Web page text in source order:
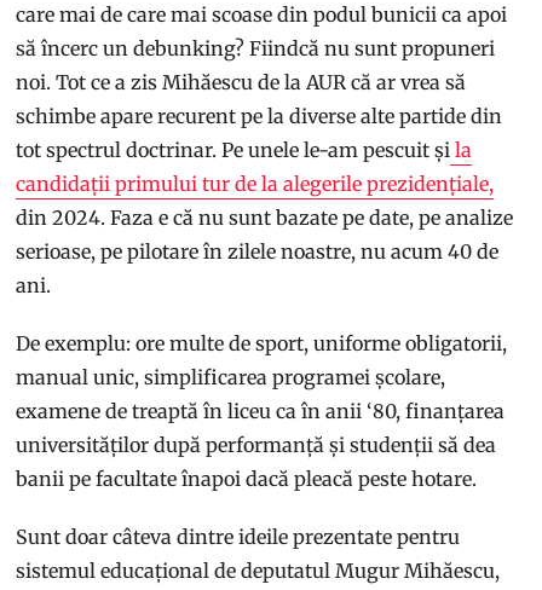
care mai de care mai scoase din podul bunicii ca apoi
să încerc un debunking? Fiindcă nu sunt propuneri
noi. Tot ce a zis Mihăescu de la AUR că ar vrea să
schimbe apare recurent pe la diverse alte partide din
tot spectrul doctrinar. Pe unele le-am pescuit și la
candidații primului tur de la alegerile prezidențiale,
din 2024. Faza e că nu sunt bazate pe date, pe analize
serioase, pe pilotare în zilele noastre, nu acum 40 de
ani.
De exemplu: ore multe de sport, uniforme obligatorii,
manual unic, simplificarea programei școlare,
examene de treaptă în liceu ca în anii ‘80, finanțarea
universităților după performanță și studenții să dea
banii pe facultate înapoi dacă pleacă peste hotare.
Sunt doar câteva dintre ideile prezentate pentru
sistemul educațional de deputatul Mugur Mihăescu,